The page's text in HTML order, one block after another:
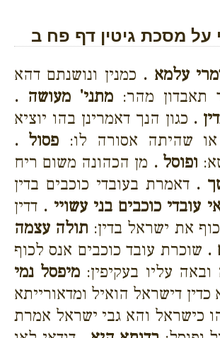
על מסכת גיטין דף פח ב
עלמא . כמנין ונושנתם דהא
תאבדון מהר: מתני' מעושה .
. כגון הנך דאמרינן בהו יוציא
או שהיתה אסורה לו: פסול .
ופוסל . מן הכהונה משום ריח
. דאמרת בעובדי כוכבים בדין
עובדי כוכבים בני עשויי . דדין
את ישראל בדין: תולה עצמה
. שוכרת עובד כוכבים אנס לכוף
עליו בעקיפין: מיפסל נמי
דישראל הואיל ומדאורייתא
כישראל והא גבי ישראל אמרת